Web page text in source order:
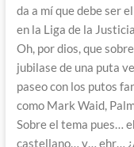
da a mí que debe ser
en la Liga de la
Oh, por dios, que
jubilase de una puta
paseo con los putos
como Mark Waid,
Sobre el tema pues…
castellano… y… ehr…